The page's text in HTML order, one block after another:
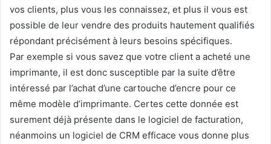
vos clients, plus vous les connaissez, et plus il vous est
possible de leur vendre des produits hautement qualifiés
répondant précisément à leurs besoins spécifiques.
Par exemple si vous savez que votre client a acheté une
imprimante, il est donc susceptible par la suite d’être
intéressé par l’achat d’une cartouche d’encre pour ce
même modèle d’imprimante. Certes cette donnée est
surement déjà présente dans le logiciel de facturation,
néanmoins un logiciel de CRM efficace vous donne plus